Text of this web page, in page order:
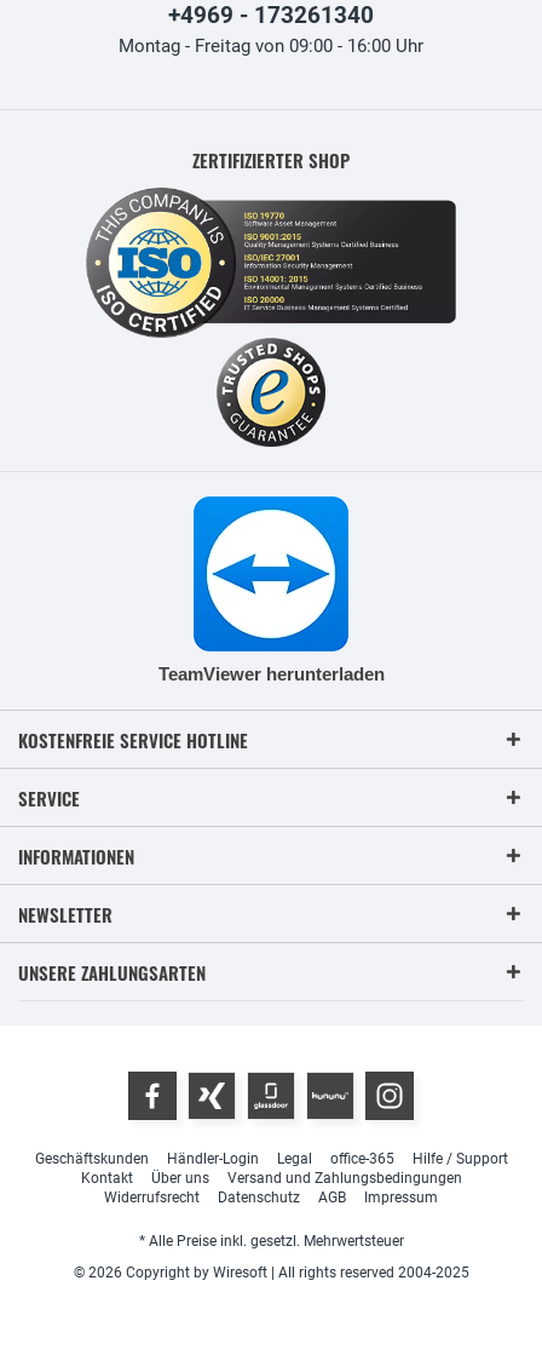
+4969 - 173261340
Montag - Freitag von 09:00 - 16:00 Uhr
ZERTIFIZIERTER SHOP
TeamViewer herunterladen
KOSTENFREIE SERVICE HOTLINE
SERVICE
INFORMATIONEN
NEWSLETTER
UNSERE ZAHLUNGSARTEN
Geschäftskunden Händler-Login Legal office-365
Hilfe / Support
Kontakt
Über uns
Versand und Zahlungsbedingungen
Widerrufsrecht
Datenschutz AGB Impressum
* Alle Preise inkl. gesetzl. Mehrwertsteuer
© 2026 Copyright by Wiresoft | All rights reserved 2004-2025